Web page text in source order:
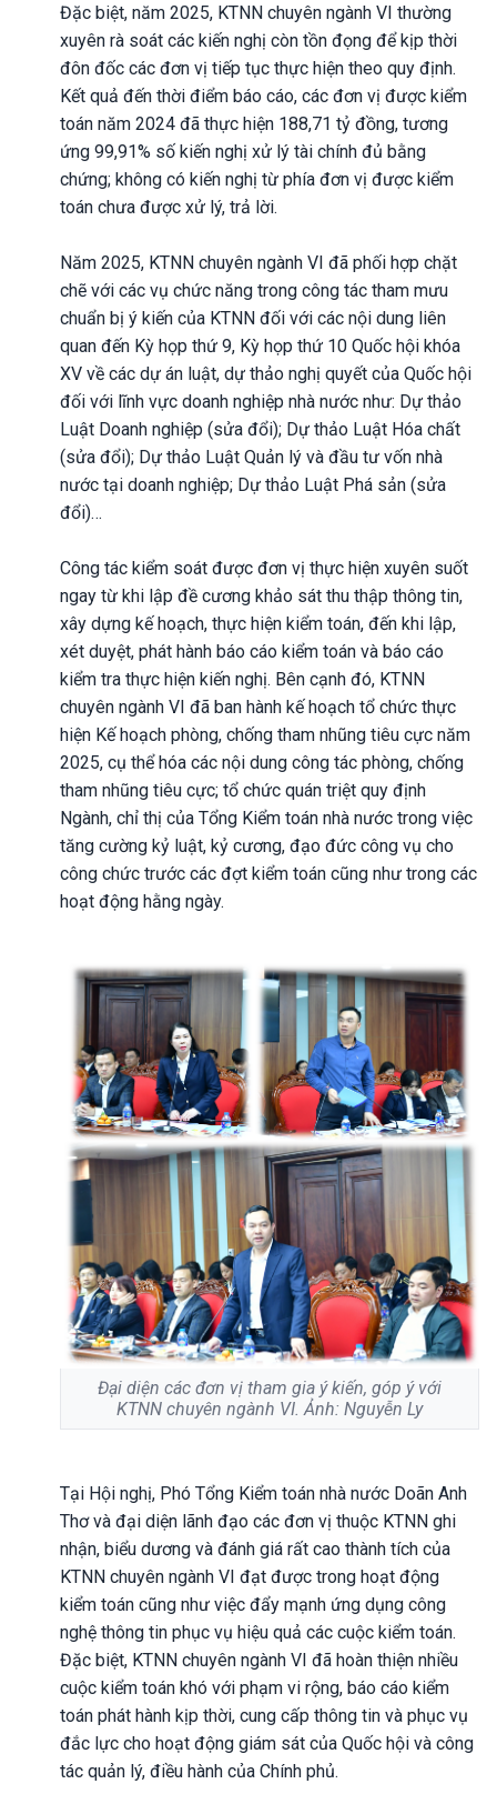
Đặc biệt, năm 2025, KTNN chuyên ngành VI thường
xuyên rà soát các kiến nghị còn tồn đọng để kịp thời
đôn đốc các đơn vị tiếp tục thực hiện theo quy định.
Kết quả đến thời điểm báo cáo, các đơn vị được kiểm
toán năm 2024 đã thực hiện 188,71 tỷ đồng, tương
ứng 99,91% số kiến nghị xử lý tài chính đủ bằng
chứng; không có kiến nghị từ phía đơn vị được kiểm
toán chưa được xử lý, trả lời.
Năm 2025, KTNN chuyên ngành VI đã phối hợp chặt
chẽ với các vụ chức năng trong công tác tham mưu
chuẩn bị ý kiến của KTNN đối với các nội dung liên
quan đến Kỳ họp thứ 9, Kỳ họp thứ 10 Quốc hội khóa
XV về các dự án luật, dự thảo nghị quyết của Quốc hội
đối với lĩnh vực doanh nghiệp nhà nước như: Dự thảo
Luật Doanh nghiệp (sửa đổi); Dự thảo Luật Hóa chất
(sửa đổi); Dự thảo Luật Quản lý và đầu tư vốn nhà
nước tại doanh nghiệp; Dự thảo Luật Phá sản (sửa
đổi)…
Công tác kiểm soát được đơn vị thực hiện xuyên suốt
ngay từ khi lập đề cương khảo sát thu thập thông tin,
xây dựng kế hoạch, thực hiện kiểm toán, đến khi lập,
xét duyệt, phát hành báo cáo kiểm toán và báo cáo
kiểm tra thực hiện kiến nghị. Bên cạnh đó, KTNN
chuyên ngành VI đã ban hành kế hoạch tổ chức thực
hiện Kế hoạch phòng, chống tham nhũng tiêu cực năm
2025, cụ thể hóa các nội dung công tác phòng, chống
tham nhũng tiêu cực; tổ chức quán triệt quy định
Ngành, chỉ thị của Tổng Kiểm toán nhà nước trong việc
tăng cường kỷ luật, kỷ cương, đạo đức công vụ cho
công chức trước các đợt kiểm toán cũng như trong các
hoạt động hằng ngày.
Đại diện các đơn vị tham gia ý kiến, góp ý với
KTNN chuyên ngành VI. Ảnh: Nguyễn Ly
Tại Hội nghị, Phó Tổng Kiểm toán nhà nước Doãn Anh
Thơ và đại diện lãnh đạo các đơn vị thuộc KTNN ghi
nhận, biểu dương và đánh giá rất cao thành tích của
KTNN chuyên ngành VI đạt được trong hoạt động
kiểm toán cũng như việc đẩy mạnh ứng dụng công
nghệ thông tin phục vụ hiệu quả các cuộc kiểm toán.
Đặc biệt, KTNN chuyên ngành VI đã hoàn thiện nhiều
cuộc kiểm toán khó với phạm vi rộng, báo cáo kiểm
toán phát hành kịp thời, cung cấp thông tin và phục vụ
đắc lực cho hoạt động giám sát của Quốc hội và công
tác quản lý, điều hành của Chính phủ.